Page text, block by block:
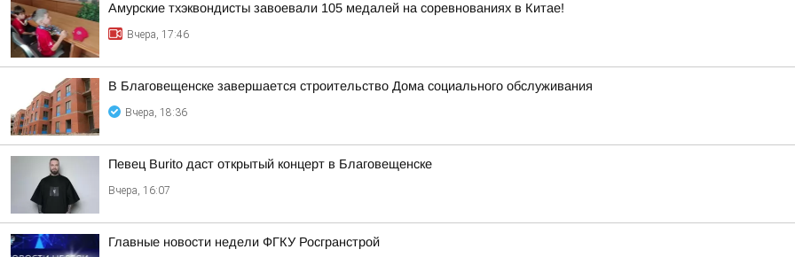
Амурские тхэквондисты завоевали 105 медалей на соревнованиях в Китае!
Вчера, 17:46
В Благовещенске завершается строительство Дома социального обслуживания
Вчера, 18:36
Певец Burito даст открытый концерт в Благовещенске
Вчера, 16:07
Главные новости недели ФГКУ Росгранстрой